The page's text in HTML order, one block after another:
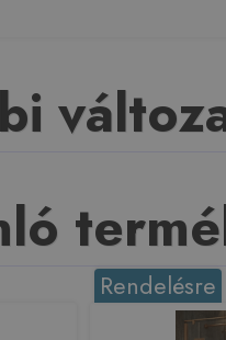
Rendelésre